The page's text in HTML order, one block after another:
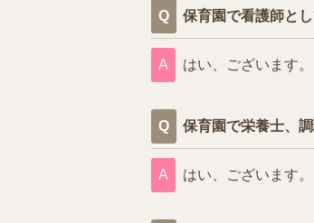
保育園で看護師と
はい、ございます
保育園で栄養士、
はい、ございます